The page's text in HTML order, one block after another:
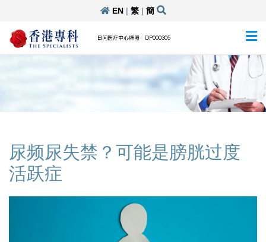
EN| 繁| 簡
日间医疗中心牌照：DP000305
尿频尿失禁？可能是膀胱过度
活跃症